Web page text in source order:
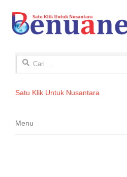
Cari
Satu Klik Untuk Nusantara
Menu
Menu